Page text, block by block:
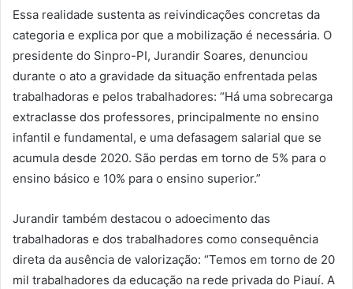
Essa realidade sustenta as reivindicações concretas da
categoria e explica por que a mobilização é necessária. O
presidente do Sinpro-PI, Jurandir Soares, denunciou
durante o ato a gravidade da situação enfrentada pelas
trabalhadoras e pelos trabalhadores: “Há uma sobrecarga
extraclasse dos professores, principalmente no ensino
infantil e fundamental, e uma defasagem salarial que se
acumula desde 2020. São perdas em torno de 5% para o
ensino básico e 10% para o ensino superior.”
Jurandir também destacou o adoecimento das
trabalhadoras e dos trabalhadores como consequência
direta da ausência de valorização: “Temos em torno de 20
mil trabalhadores da educação na rede privada do Piauí. A